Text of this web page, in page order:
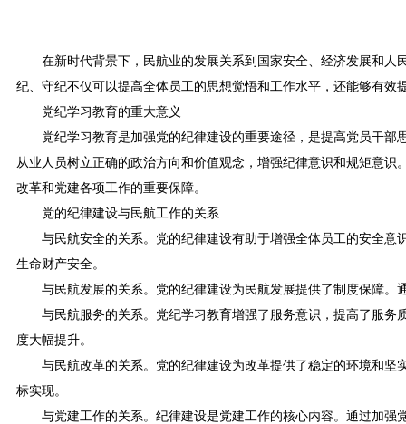
在新时代背景下，民航业的发展关系到国家安全、经济发展和
纪、守纪不仅可以提高全体员工的思想觉悟和工作水平，还能够有
党纪学习教育的重大意义
党纪学习教育是加强党的纪律建设的重要途径，是提高党员干
从业人员树立正确的政治方向和价值观念，增强纪律意识和规矩意
改革和党建各项工作的重要保障。
党的纪律建设与民航工作的关系
与民航安全的关系。党的纪律建设有助于增强全体员工的安全
生命财产安全。
与民航发展的关系。党的纪律建设为民航发展提供了制度保障
与民航服务的关系。党纪学习教育增强了服务意识，提高了服
度大幅提升。
与民航改革的关系。党的纪律建设为改革提供了稳定的环境和
标实现。
与党建工作的关系。纪律建设是党建工作的核心内容。通过加